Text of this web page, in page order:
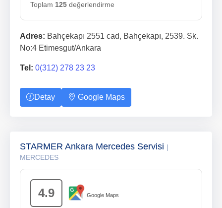
Toplam 125 değerlendirme
Adres: Bahçekapı 2551 cad, Bahçekapı, 2539. Sk.
No:4 Etimesgut/Ankara
Tel: 0(312) 278 23 23
Detay Google Maps
STARMER Ankara Mercedes Servisi |
MERCEDES
4.9 Google Maps